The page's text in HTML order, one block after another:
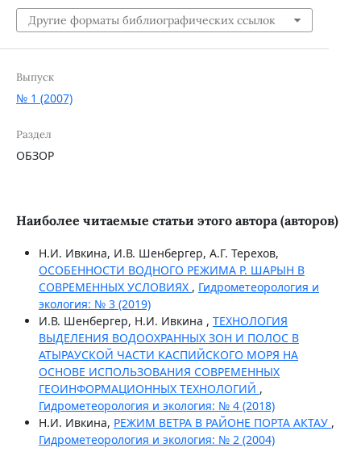
Другие форматы библиографических ссылок
Выпуск
№ 1 (2007)
Раздел
ОБЗОР
Наиболее читаемые статьи этого автора (авторов)
Н.И. Ивкина, И.В. Шенбергер, А.Г. Терехов,
ОСОБЕННОСТИ ВОДНОГО РЕЖИМА Р. ШАРЫН В
СОВРЕМЕННЫХ УСЛОВИЯХ , Гидрометеорология и
экология: № 3 (2019)
И.В. Шенбергер, Н.И. Ивкина , ТЕХНОЛОГИЯ
ВЫДЕЛЕНИЯ ВОДООХРАННЫХ ЗОН И ПОЛОС В
АТЫРАУСКОЙ ЧАСТИ КАСПИЙСКОГО МОРЯ НА
ОСНОВЕ ИСПОЛЬЗОВАНИЯ СОВРЕМЕННЫХ
ГЕОИНФОРМАЦИОННЫХ ТЕХНОЛОГИЙ ,
Гидрометеорология и экология: № 4 (2018)
Н.И. Ивкина, РЕЖИМ ВЕТРА В РАЙОНЕ ПОРТА АКТАУ ,
Гидрометеорология и экология: № 2 (2004)